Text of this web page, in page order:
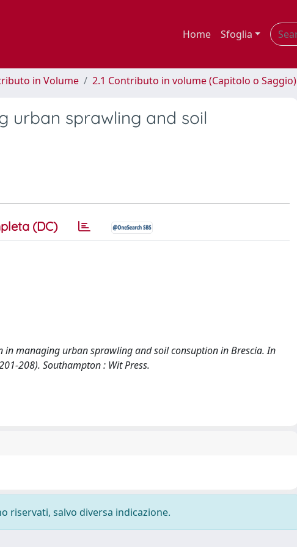
Home Sfoglia
in Volume 2.1 Contributo in volume (Capitolo o Saggio)
urban sprawling and soil
(DC)
in managing urban sprawling and soil consuption in Brescia. In
208). Southampton : Wit Press.
riservati, salvo diversa indicazione.